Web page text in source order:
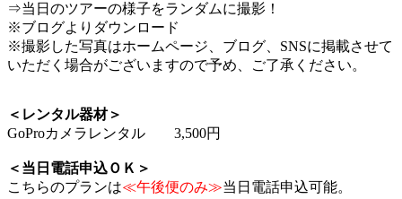
⇒当日のツアーの様子をランダムに撮影！
※ブログよりダウンロード
※撮影した写真はホームページ、ブログ、SNSに掲載させて
いただく場合がございますので予め、ご了承ください。
＜レンタル器材＞
GoProカメラレンタル 3,500円
＜当日電話申込ＯＫ＞
こちらのプランは≪午後便のみ≫当日電話申込可能。